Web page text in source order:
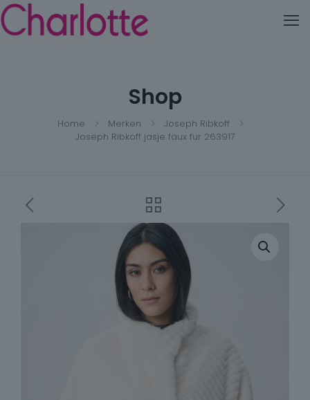
Shop
Home Merken
Joseph Ribkoff
Joseph Ribkoff jasje faux fur 263917